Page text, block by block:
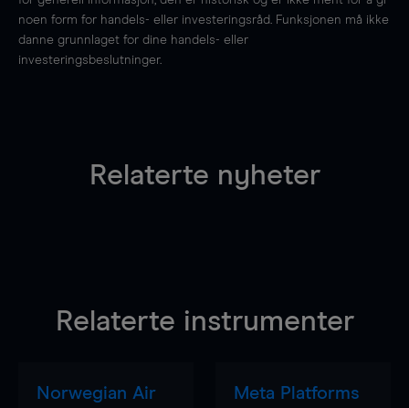
noen form for handels- eller investeringsråd. Funksjonen må ikke
danne grunnlaget for dine handels- eller
investeringsbeslutninger.
Relaterte nyheter
Relaterte instrumenter
Norwegian Air
Meta Platforms